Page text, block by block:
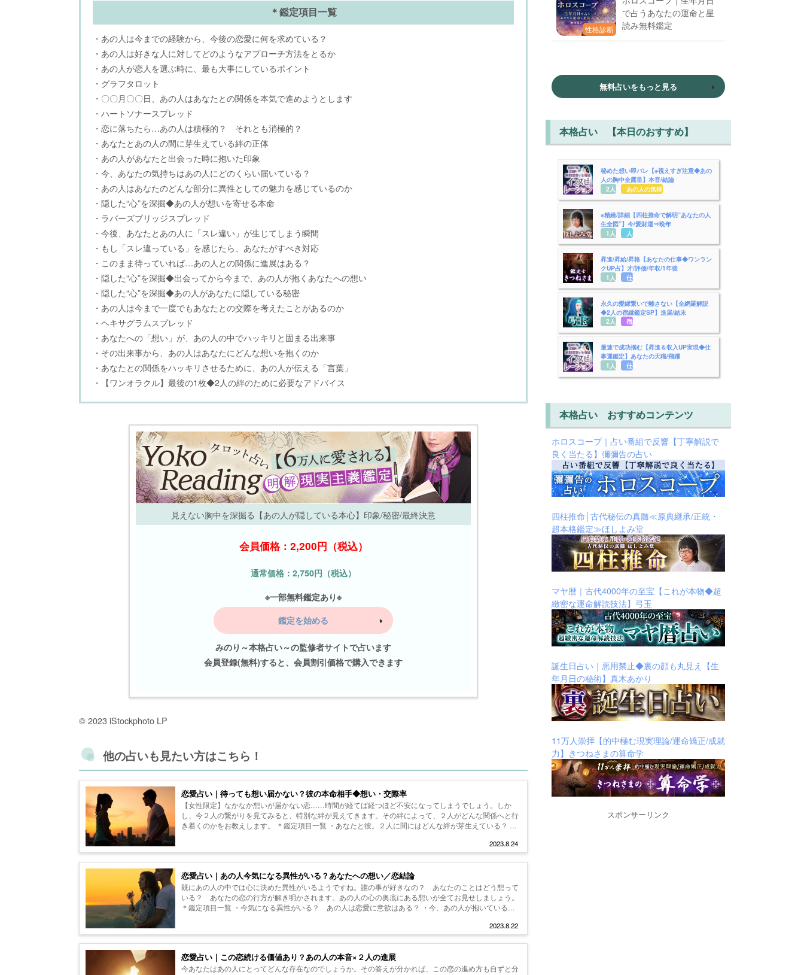
＊鑑定項目一覧
・あの人は今までの経験から、今後の恋愛に何を求めている？
・あの人は好きな人に対してどのようなアプローチ方法をとるか
・あの人が恋人を選ぶ時に、最も大事にしているポイント
・グラフタロット
・〇〇月〇〇日、あの人はあなたとの関係を本気で進めようとします
・ハートソナースプレッド
・恋に落ちたら…あの人は積極的？ それとも消極的？
・あなたとあの人の間に芽生えている絆の正体
・あの人があなたと出会った時に抱いた印象
・今、あなたの気持ちはあの人にどのくらい届いている？
・あの人はあなたのどんな部分に異性としての魅力を感じているのか
・隠した“心”を深掘◆あの人が想いを寄せる本命
・ラバーズブリッジスプレッド
・今後、あなたとあの人に「スレ違い」が生じてしまう瞬間
・もし「スレ違っている」を感じたら、あなたがすべき対応
・このまま待っていれば…あの人との関係に進展はある？
・隠した“心”を深掘◆出会ってから今まで、あの人が抱くあなたへの想い
・隠した“心”を深掘◆あの人があなたに隠している秘密
・あの人は今まで一度でもあなたとの交際を考えたことがあるのか
・ヘキサグラムスプレッド
・あなたへの「想い」が、あの人の中でハッキリと固まる出来事
・その出来事から、あの人はあなたにどんな想いを抱くのか
・あなたとの関係をハッキリさせるために、あの人が伝える「言葉」
・【ワンオラクル】最後の1枚◆2人の絆のために必要なアドバイス
見えない胸中を深掘る【あの人が隠している本心】印象/秘密/最終決意
会員価格：2,200円（税込）
通常価格：2,750円（税込）
※一部無料鑑定あり※
鑑定を始める
みのり～本格占い～の監修者サイトで占います
会員登録(無料)すると、会員割引価格で購入できます
© 2023 iStockphoto LP
他の占いも見たい方はこちら！
恋愛占い｜待っても想い届かない？彼の本命相手◆想い・交際率
2023.8.24
【女性限定】なかなか想いが届かない恋……時間が経てば経つほど不安になってしまうでしょう。しか
し、今２人の繋がりを見てみると、特別な絆が見えてきます。その絆によって、２人がどんな関係へと行
き着くのかをお教えします。 ＊鑑定項目一覧 ・あなたと彼。２人に間にはどんな絆が芽生えている？ ・
恋愛占い｜あの人今気になる異性がいる？あなたへの想い／恋結論
2023.8.22
既にあの人の中では心に決めた異性がいるようですね。誰の事が好きなの？ あなたのことはどう想って
いる？ あなたの恋の行方が解き明かされます。あの人の心の奥底にある想いが全てお見せしましょう。
＊鑑定項目一覧 ・今気になる異性がいる？ あの人は恋愛に意欲はある？ ・今、あの人が抱いているあ
恋愛占い｜この恋続ける価値あり？あの人の本音×２人の進展
今あなたはあの人にとってどんな存在なのでしょうか。その答えが分かれば、この恋の進め方も自ずと分
性格診断
で占うあなたの運命と星
読み無料鑑定
無料占いをもっと見る
本格占い 【本日のおすすめ】
秘めた想い即バレ【※視えすぎ注意◆あの
人の胸中全露呈】本音/結論
2人用 あの人の気持ち
※精緻/詳細【四柱推命で解明“あなたの人
生全図”】今/愛財運⇒晩年
1人用
人生
昇進/昇給/昇格【あなたの仕事◆ワンラン
クUP占】才/評価/年収/1年後
1人用 仕事
永久の愛縁繋いで離さない【全網羅解説
◆2人の宿縁鑑定SP】進展/結末
2人用 宿縁
最速で成功掴む【昇進＆収入UP実現◆仕
事運鑑定】あなたの天職/飛躍
1人用
仕事
本格占い おすすめコンテンツ
ホロスコープ｜占い番組で反響【丁寧解説で
良く当たる】彌彌告の占い
四柱推命│古代秘伝の真髄≪原典継承/正統・
超本格鑑定≫ほしよみ堂
マヤ暦｜古代4000年の至宝【これが本物◆超
緻密な運命解読技法】弓玉
誕生日占い｜悪用禁止◆裏の顔も丸見え【生
年月日の秘術】真木あかり
11万人崇拝【的中極む現実理論/運命矯正/成就
力】きつねさまの算命学
スポンサーリンク